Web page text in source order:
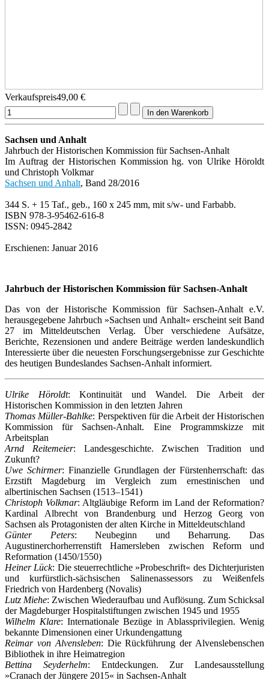
Verkaufspreis49,00 €
Sachsen und Anhalt
Jahrbuch der Historischen Kommission für Sachsen-Anhalt
Im Auftrag der Historischen Kommission hg. von Ulrike Höroldt
und Christoph Volkmar
Sachsen und Anhalt, Band 28/2016
344 S. + 15 Taf., geb., 160 x 245 mm, mit s/w- und Farbabb.
ISBN 978-3-95462-616-8
ISSN: 0945-2842
Erschienen: Januar 2016
Jahrbuch der Historischen Kommission für Sachsen-Anhalt
Das von der Historische Kommission für Sachsen-Anhalt e.V.
herausgegebene Jahrbuch »Sachsen und Anhalt« erscheint seit Band
27 im Mitteldeutschen Verlag. Über verschiedene Aufsätze,
Berichte, Rezensionen und andere Beiträge werden landeskundlich
Interessierte über die neuesten Forschungsergebnisse zur Geschichte
des heutigen Bundeslandes Sachsen-Anhalt informiert.
Ulrike Höroldt: Kontinuität und Wandel. Die Arbeit der
Historischen Kommission in den letzten Jahren
Thomas Müller-Bahlke: Perspektiven für die Arbeit der Historischen
Kommission für Sachsen-Anhalt. Eine Programmskizze mit
Arbeitsplan
Arnd Reitemeier: Landesgeschichte. Zwischen Tradition und
Zukunft?
Uwe Schirmer: Finanzielle Grundlagen der Fürstenherrschaft: das
Erzstift Magdeburg im Vergleich zum ernestinischen und
albertinischen Sachsen (1513–1541)
Christoph Volkmar: Altgläubige Reform im Land der Reformation?
Kardinal Albrecht von Brandenburg und Herzog Georg von
Sachsen als Protagonisten der alten Kirche in Mitteldeutschland
Günter Peters: Neubeginn und Beharrung. Das
Augustinerchorherrenstift Hamersleben zwischen Reform und
Reformation (1450/1550)
Heiner Lück: Die steuerrechtliche »Probeschrift« des Dichterjuristen
und kurfürstlich-sächsischen Salinenassessors zu Weißenfels
Friedrich von Hardenberg (Novalis)
Lutz Miehe: Zwischen Wiederaufbau und Auflösung. Zum Schicksal
der Magdeburger Hospitalstiftungen zwischen 1945 und 1955
Wilhelm Klare: Internationale Bezüge in Ablassprivilegien. Wenig
bekannte Dimensionen einer Urkundengattung
Reimar von Alvensleben: Die Rückführung der Alvenslebenschen
Bibliothek in ihre Heimatregion
Bettina Seyderhelm: Entdeckungen. Zur Landesausstellung
»Cranach der Jüngere 2015« in Sachsen-Anhalt